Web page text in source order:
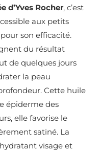
d’Yves Rocher, c’est
aux petits
son efficacité.
du résultat
de quelques jours
la peau
Cette huile
épiderme des
elle favorise le
satiné. La
visage et